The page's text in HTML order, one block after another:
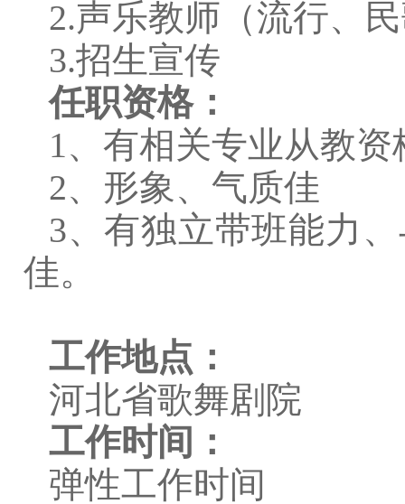
2.声乐教师（流行、
3.招生宣传
任职资格：
1、有相关专业从教资
2、形象、气质佳
3、有独立带班能力
佳。
工作地点：
河北省歌舞剧院
工作时间：
弹性工作时间